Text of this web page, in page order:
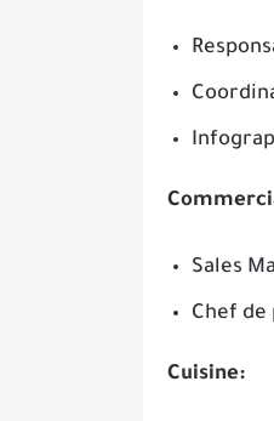
Sales
Chef
Cuisine: